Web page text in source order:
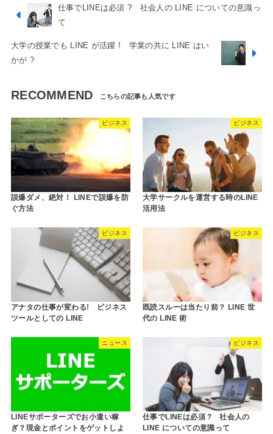
仕事でLINEは必須 ? 社会人の LINE についての意識っ
て
大学の授業でも LINE が活躍 ! 学業の共に LINE はい
かが ?
RECOMMEND
ビジネス
誤爆ダメ、絶対！ LINEで誤爆を防
ぐ方法
ビジネス
大学サークルを運営する時のLINE
活用法
ビジネス
アナタの仕事が変わる! ビジネス
ツールとしての LINE
ビジネス
既読スルーは当たり前？ LINE 世
代の LINE 術
ニュース
LINEサポーターズでお小遣い稼
ぎ？現金とポイントをゲットしよ
ビジネス
仕事でLINEは必須 ? 社会人の
LINE についての意識って